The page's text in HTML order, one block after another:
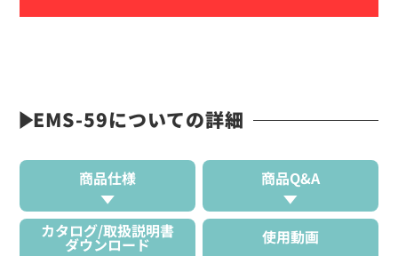
EMS-59についての詳細
商品仕様 商品Q&A
カタログ/取扱説明書
ダウンロード 使用動画